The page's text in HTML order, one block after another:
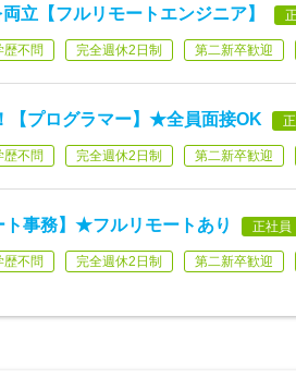
立【フルリモートエンジニア】
歴不問 完全週休2日制 第二新卒歓迎
【プログラマー】★全員面接OK
歴不問 完全週休2日制 第二新卒歓迎
ト事務】★フルリモートあり 正社員
歴不問 完全週休2日制 第二新卒歓迎